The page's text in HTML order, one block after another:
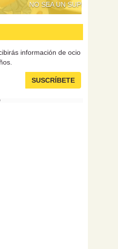
información de ocio
SUSCRÍBETE